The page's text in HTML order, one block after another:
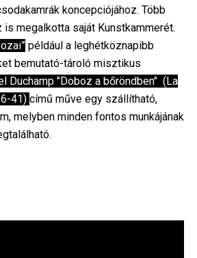
koncepciójához. Több
megalkotta saját Kunstkammerét.
például a leghétköznapibb
bemutató-tároló misztikus
Duchamp "Doboz a bőröndben" (La
41) című műve egy szállítható,
melyben minden fontos munkájának